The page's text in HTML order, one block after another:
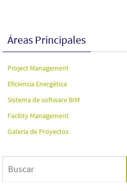
Áreas Principales
Project Management
Eficiencia Energética
Sistema de software BIM
Facility Management
Galería de Proyectos